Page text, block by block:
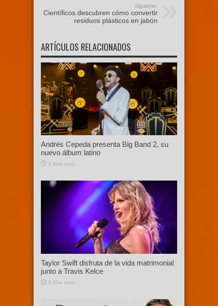
Siguiente:
Científicos descubren cómo convertir
residuos plásticos en jabón
ARTÍCULOS RELACIONADOS
Andrés Cepeda presenta Big Band 2, su
nuevo álbum latino
2 días atras
Taylor Swift disfruta de la vida matrimonial
junto a Travis Kelce
2 días atras